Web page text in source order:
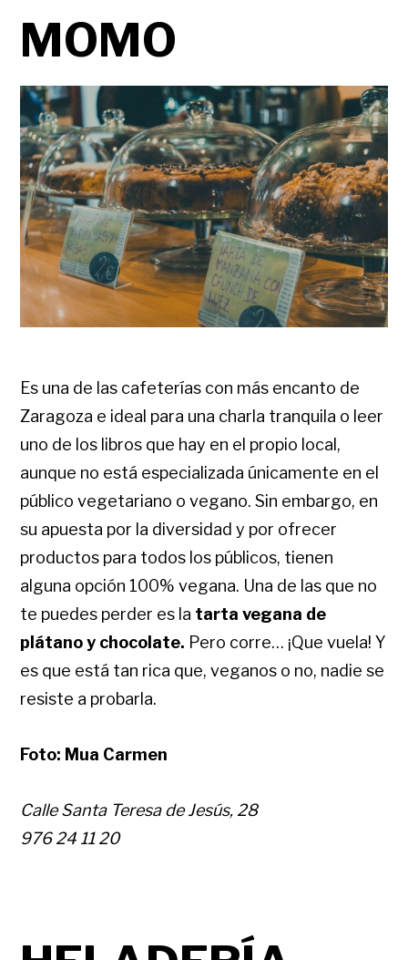
MOMO
Es una de las cafeterías con más encanto de
Zaragoza e ideal para una charla tranquila o leer
uno de los libros que hay en el propio local,
aunque no está especializada únicamente en el
público vegetariano o vegano. Sin embargo, en
su apuesta por la diversidad y por ofrecer
productos para todos los públicos, tienen
alguna opción 100% vegana. Una de las que no
te puedes perder es la tarta vegana de
plátano y chocolate. Pero corre… ¡Que vuela! Y
es que está tan rica que, veganos o no, nadie se
resiste a probarla.
Foto: Mua Carmen
Calle Santa Teresa de Jesús, 28
976 24 11 20